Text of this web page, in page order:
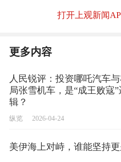
艺术把关，执
上海昆剧团“昆大班”是
剧舞台最具代表性的艺术
打开上观新闻
更多内容
人民锐评：投资哪吒汽车
局张雪机车，是“成王败寇”
辑？
纵览 2026-04-24
美伊海上对峙，谁能坚持更